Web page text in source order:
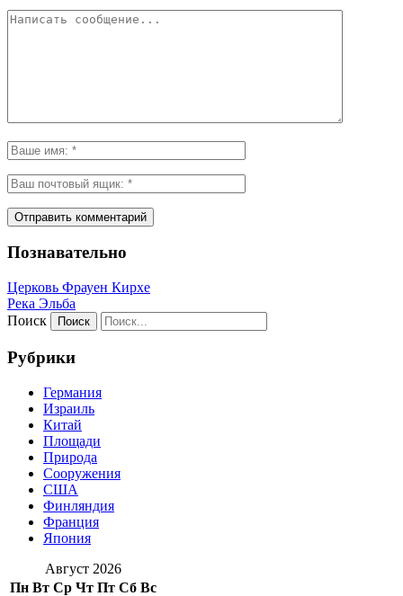
Познавательно
Церковь Фрауен Кирхе
Река Эльба
Поиск
Рубрики
Германия
Израиль
Китай
Площади
Природа
Сооружения
США
Финляндия
Франция
Япония
Август 2026
Пн Вт Ср Чт Пт Сб Вс